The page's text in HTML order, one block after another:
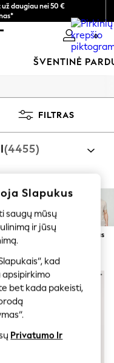
daugiau nei 50 €
kalba!
0
ŠVENTINĖ
FILTRAS
(4455)
Shorts Set
Ilgomis
Linas
Slapukus
saugų mūsų
ir jūsų
kad
bet kada pakeisti,
Privatumo Ir